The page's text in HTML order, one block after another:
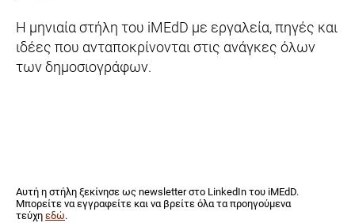
Η μηνιαία στήλη του iMEdD με εργαλεία, πηγές και
ιδέες που ανταποκρίνονται στις ανάγκες όλων
των δημοσιογράφων.
Αυτή η στήλη ξεκίνησε ως newsletter στο LinkedIn του iMEdD.
Μπορείτε να εγγραφείτε και να βρείτε όλα τα προηγούμενα
τεύχη εδώ.